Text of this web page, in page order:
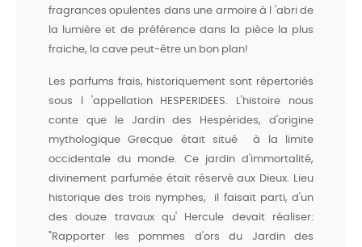
fragrances opulentes dans une armoire à l 'abri de
la lumière et de préférence dans la pièce la plus
fraiche, la cave peut-être un bon plan!
Les parfums frais, historiquement sont répertoriés
sous l 'appellation HESPERIDEES. L'histoire nous
conte que le Jardin des Hespérides, d'origine
mythologique Grecque était situé à la limite
occidentale du monde. Ce jardin d'immortalité,
divinement parfumée était réservé aux Dieux. Lieu
historique des trois nymphes, il faisait parti, d'un
des douze travaux qu' Hercule devait réaliser:
"Rapporter les pommes d'ors du Jardin des